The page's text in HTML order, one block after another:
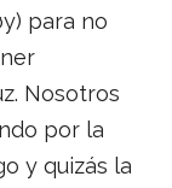
para no
Nosotros
por la
y quizás la